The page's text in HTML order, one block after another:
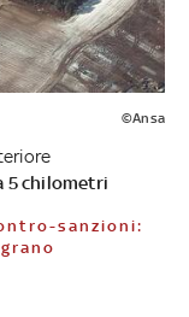
©Ansa
5 chilometri